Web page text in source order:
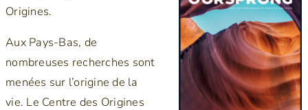
Origines.
Aux Pays-Bas, de
nombreuses recherches sont
menées sur l’origine de la
vie. Le Centre des Origines